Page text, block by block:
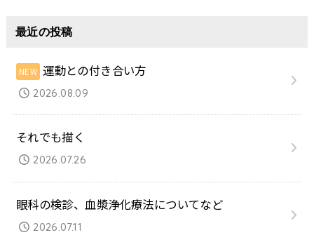
最近の投稿
運動との付き合い方
2026.08.09
それでも描く
2026.07.26
眼科の検診、血漿浄化療法についてなど
2026.07.11